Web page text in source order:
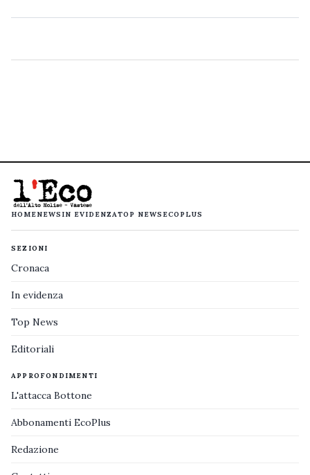
HOMENEWS IN EVIDENZATOP NEWS ECOPLUS
SEZIONI
Cronaca
In evidenza
Top News
Editoriali
APPROFONDIMENTI
L'attacca Bottone
Abbonamenti EcoPlus
Redazione